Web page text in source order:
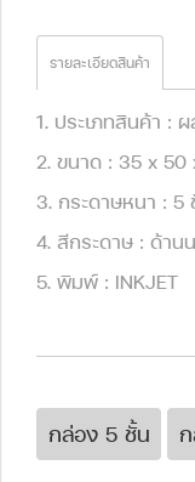
รายละเอียดสินค้า
1. ประเภทสินค้า : ผ
2. ขนาด : 35 x 50
3. กระดาษหนา : 5
4. สีกระดาษ : ด้าน
5. พิมพ์ : INKJET
กล่อง 5 ชั้น